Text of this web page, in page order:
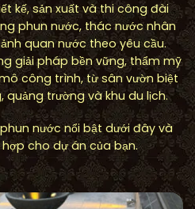
kế, sản xuất và thi công đài
phun nước, thác nước nhân
quan nước theo yêu cầu.
giải pháp bền vững, thẩm mỹ
công trình, từ sân vườn biệt
quảng trường và khu du lịch.
nước nổi bật dưới đây và
cho dự án của bạn.